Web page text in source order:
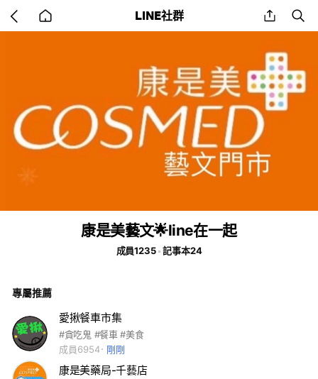
back
to
LINE社群 share
康是美藝文🌟line在一起
成員1235 記事本24
專屬推薦
愛揪餐車市集
#貪吃鬼 #餐車 #美食
成員6954
剛剛
康是美藥局-千藝店